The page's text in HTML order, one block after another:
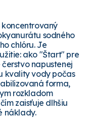
koncentrovaný
sodného
chlóru. Je
ako "Štart" pre
napustenej
kvality vody počas
forma,
rozkladom
zaisťuje dlhšiu
náklady.